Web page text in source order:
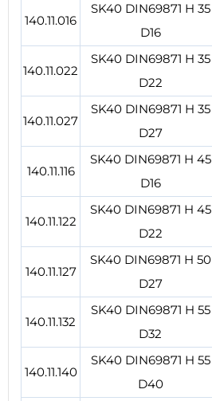
140.11.016
SK40 DIN69871 H 35
D16
140.11.022
SK40 DIN69871 H 35
D22
140.11.027
SK40 DIN69871 H 35
D27
140.11.116
SK40 DIN69871 H 45
D16
140.11.122
SK40 DIN69871 H 45
D22
140.11.127
SK40 DIN69871 H 50
D27
140.11.132
SK40 DIN69871 H 55
D32
140.11.140
SK40 DIN69871 H 55
D40